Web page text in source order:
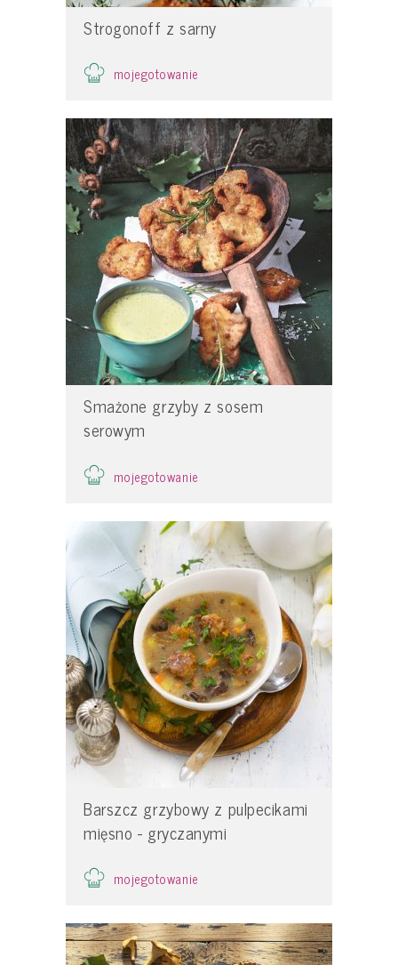
Strogonoff z sarny
mojegotowanie
Smażone grzyby z sosem
serowym
mojegotowanie
Barszcz grzybowy z pulpecikami
mięsno - gryczanymi
mojegotowanie